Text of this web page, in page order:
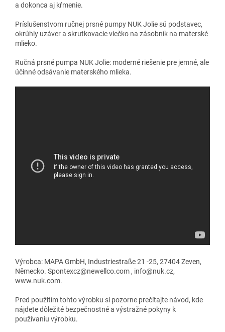
a dokonca aj kŕmenie.
Príslušenstvom ručnej prsné pumpy NUK Jolie sú podstavec,
okrúhly uzáver a skrutkovacie viečko na zásobník na materské
mlieko.
Ručná prsné pumpa NUK Jolie: moderné riešenie pre jemné, ale
účinné odsávanie materského mlieka.
Výrobca: MAPA GmbH, Industriestraße 21 -25, 27404 Zeven,
Německo. Spontexcz@newellco.com , info@nuk.cz,
www.nuk.com.
Pred použitím tohto výrobku si pozorne prečítajte návod, kde
nájdete dôležité bezpečnostné a výstražné pokyny k
používaniu výrobku.